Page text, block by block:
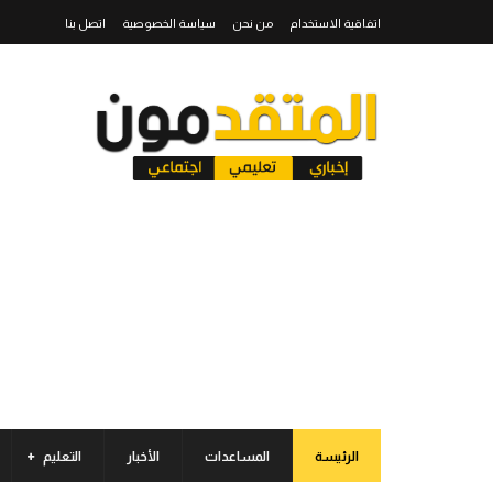
اتفاقية الاستخدام من نحن سياسة الخصوصية اتصل بنا
الرئيسة المساعدات الأخبار التعليم